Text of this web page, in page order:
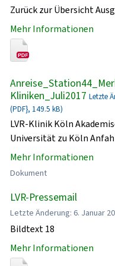
Zurück zur Übersicht
Mehr Informationen
Kliniken_Juli2017 Letzte
(PDF}, 149.5 kB)
LVR-Klinik Köln
Universität zu Köln
Mehr Informationen
Dokument
LVR-Pressemail
Letzte Änderung: 6. Januar
Bildtext 18
Mehr Informationen